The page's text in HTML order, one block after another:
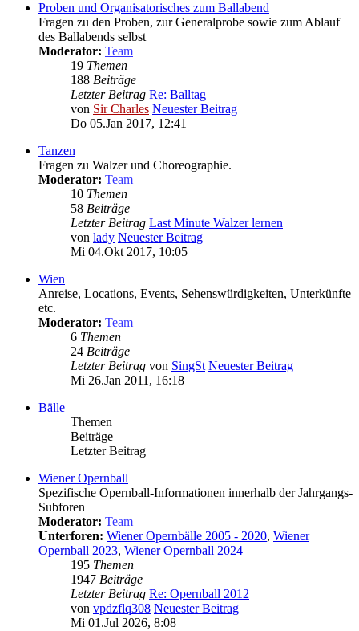
Proben und Organisatorisches zum Ballabend
Fragen zu den Proben, zur Generalprobe sowie zum Ablauf
des Ballabends selbst
Moderator: Team
19 Themen
188 Beiträge
Letzter Beitrag Re: Balltag
von Sir Charles Neuester Beitrag
Do 05.Jan 2017, 12:41
Tanzen
Fragen zu Walzer und Choreographie.
Moderator: Team
10 Themen
58 Beiträge
Letzter Beitrag Last Minute Walzer lernen
von lady Neuester Beitrag
Mi 04.Okt 2017, 10:05
Wien
Anreise, Locations, Events, Sehenswürdigkeiten, Unterkünfte
etc.
Moderator: Team
6 Themen
24 Beiträge
Letzter Beitrag von SingSt Neuester Beitrag
Mi 26.Jan 2011, 16:18
Bälle
Themen
Beiträge
Letzter Beitrag
Wiener Opernball
Spezifische Opernball-Informationen innerhalb der Jahrgangs-
Subforen
Moderator: Team
Unterforen: Wiener Opernbälle 2005 - 2020, Wiener
Opernball 2023, Wiener Opernball 2024
195 Themen
1947 Beiträge
Letzter Beitrag Re: Opernball 2012
von vpdzflq308 Neuester Beitrag
Mi 01.Jul 2026, 8:08